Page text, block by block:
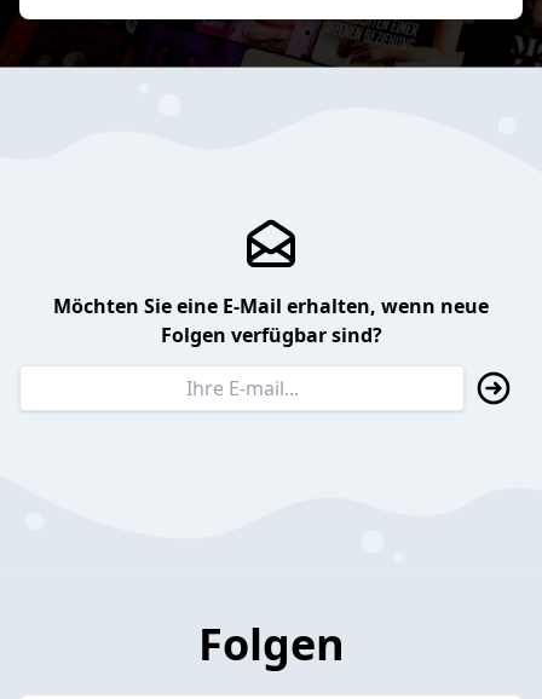
Möchten Sie eine E-Mail erhalten, wenn neue
Folgen verfügbar sind?
Folgen